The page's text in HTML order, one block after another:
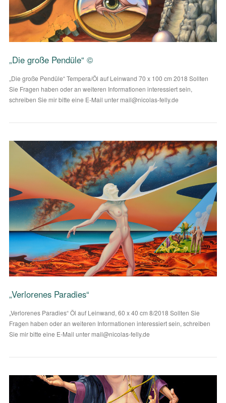
VIEW POST
„Die große Pendüle“ ©
„Die große Pendüle“ Tempera/Öl auf Leinwand 70 x 100 cm 2018 Sollten
Sie Fragen haben oder an weiteren Informationen interessiert sein,
schreiben Sie mir bitte eine E-Mail unter mail@nicolas-felly.de
„Verlorenes Paradies“
„Verlorenes Paradies“ Öl auf Leinwand, 60 x 40 cm 8/2018 Sollten Sie
Fragen haben oder an weiteren Informationen interessiert sein, schreiben
Sie mir bitte eine E-Mail unter mail@nicolas-felly.de